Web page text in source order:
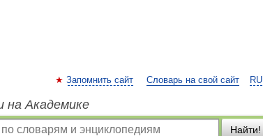
RU
Запомнить сайт Словарь на свой сайт
на Академике
Найти!